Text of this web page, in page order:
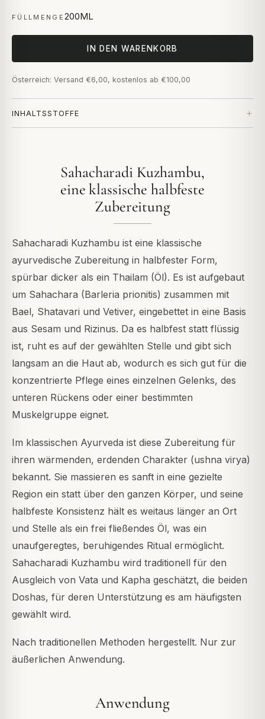
FÜLLMENGE 200ML
IN DEN WARENKORB
Österreich: Versand €6,00, kostenlos ab €100,00
INHALTSSTOFFE
Sahacharadi Kuzhambu,
eine klassische halbfeste
Zubereitung
Sahacharadi Kuzhambu ist eine klassische
ayurvedische Zubereitung in halbfester Form,
spürbar dicker als ein Thailam (Öl). Es ist aufgebaut
um Sahachara (Barleria prionitis) zusammen mit
Bael, Shatavari und Vetiver, eingebettet in eine Basis
aus Sesam und Rizinus. Da es halbfest statt flüssig
ist, ruht es auf der gewählten Stelle und gibt sich
langsam an die Haut ab, wodurch es sich gut für die
konzentrierte Pflege eines einzelnen Gelenks, des
unteren Rückens oder einer bestimmten
Muskelgruppe eignet.
Im klassischen Ayurveda ist diese Zubereitung für
ihren wärmenden, erdenden Charakter (ushna virya)
bekannt. Sie massieren es sanft in eine gezielte
Region ein statt über den ganzen Körper, und seine
halbfeste Konsistenz hält es weitaus länger an Ort
und Stelle als ein frei fließendes Öl, was ein
unaufgeregtes, beruhigendes Ritual ermöglicht.
Sahacharadi Kuzhambu wird traditionell für den
Ausgleich von Vata und Kapha geschätzt, die beiden
Doshas, für deren Unterstützung es am häufigsten
gewählt wird.
Nach traditionellen Methoden hergestellt. Nur zur
äußerlichen Anwendung.
Anwendung